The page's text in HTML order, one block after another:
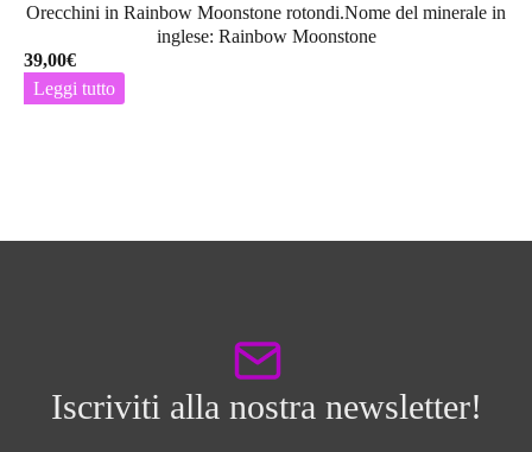
Orecchini in Rainbow Moonstone rotondi.Nome del minerale in
inglese: Rainbow Moonstone
39,00€
Leggi tutto
Iscriviti alla nostra newsletter!